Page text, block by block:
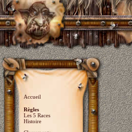
Accueil
Règles
Les 5 Races
Histoire